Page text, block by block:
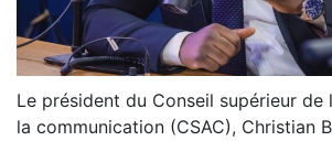
Le président du Conseil supérieur de
la communication (CSAC), Christian